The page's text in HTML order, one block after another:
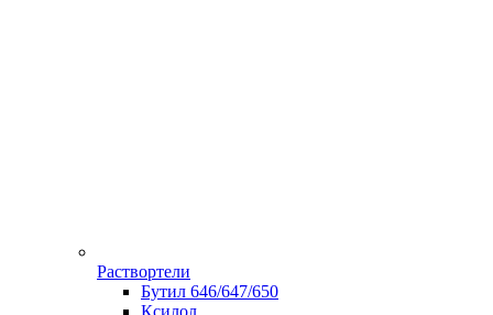
Раствортели
Бутил 646/647/650
Ксилол